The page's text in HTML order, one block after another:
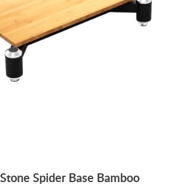
Spider Base Bamboo